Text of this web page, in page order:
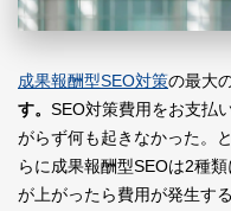
成果報酬型SEO対策の最大
す。 SEO対策費用をお支払
がらず何も起きなかった。
らに成果報酬型SEOは2種
が上がったら費用が発生す